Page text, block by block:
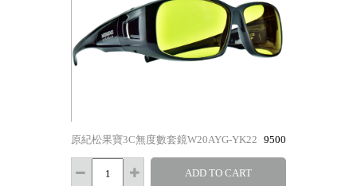
原紀松果寶3C無度數套鏡W20AYG-YK22 9500
ADD TO CART